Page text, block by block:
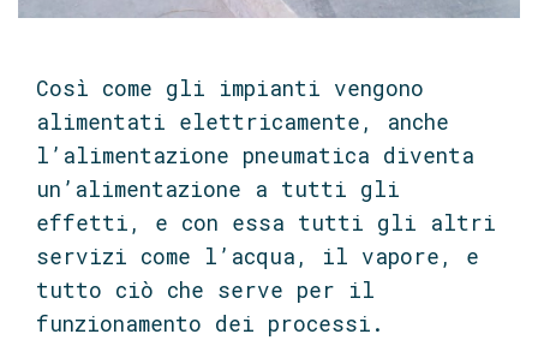
Così come gli impianti vengono
alimentati elettricamente, anche
l’alimentazione pneumatica diventa
un’alimentazione a tutti gli
effetti, e con essa tutti gli altri
servizi come l’acqua, il vapore, e
tutto ciò che serve per il
funzionamento dei processi.